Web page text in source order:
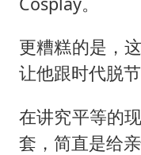
更糟糕的是，
让他跟时代脱
在讲究平等的
套，简直是给亲